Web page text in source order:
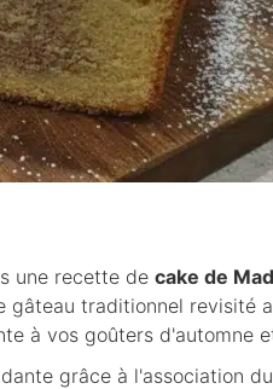
une recette de cake de
traditionnel revisité
à vos goûters d'automne
grâce à l'association